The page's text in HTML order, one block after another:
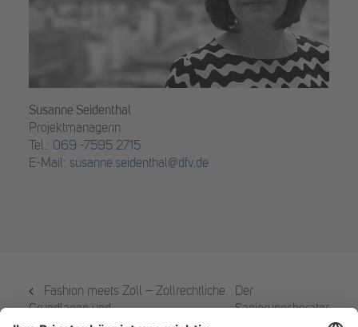
Susanne Seidenthal
Projektmanagerin
Tel.: 069 -7595 2715
E-Mail: susanne.seidenthal@dfv.de
Fashion meets Zoll – Zollrechtliche
Grundlagen und
Der
Sanierungsberater